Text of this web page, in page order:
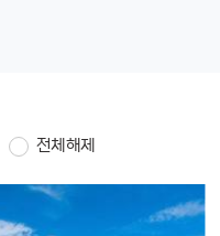
전체해제